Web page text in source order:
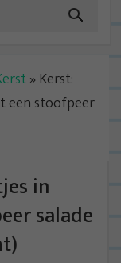
» Kerst:
een stoofpeer
in
salade